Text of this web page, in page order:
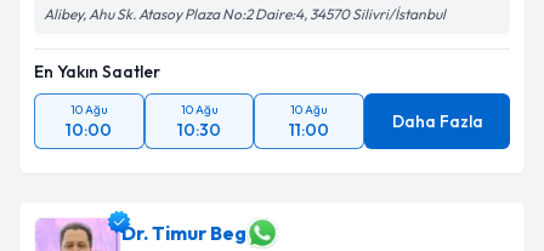
Alibey, Ahu Sk. Atasoy Plaza No:2 Daire:4, 34570 Silivri/İstanbul
En Yakın Saatler
10 Ağu
10:00
10 Ağu
10:30
10 Ağu
11:00 Daha Fazla
Dr. Timur Beg